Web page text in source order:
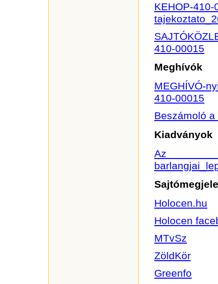
KEHOP-410-
410-00015
Meghívók
MEGHÍVÓ-
410-00015
Beszámoló
Kiadványok
Az
Holocen.hu
Holocen
MTvSz
ZöldKör
Greenfo